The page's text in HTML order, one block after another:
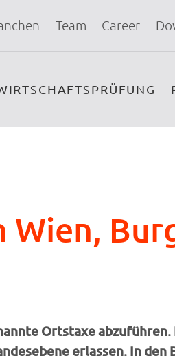
Team Career
Ortstaxe
erlassen. In den